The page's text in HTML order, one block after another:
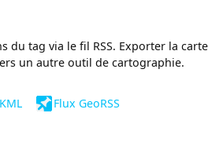
du tag via le fil RSS. Exporter la carte
un autre outil de cartographie.
Flux GeoRSS